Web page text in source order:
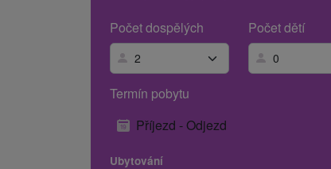
Počet dospělých
Počet dětí
Termín pobytu
Příjezd - Odjezd
Ubytování